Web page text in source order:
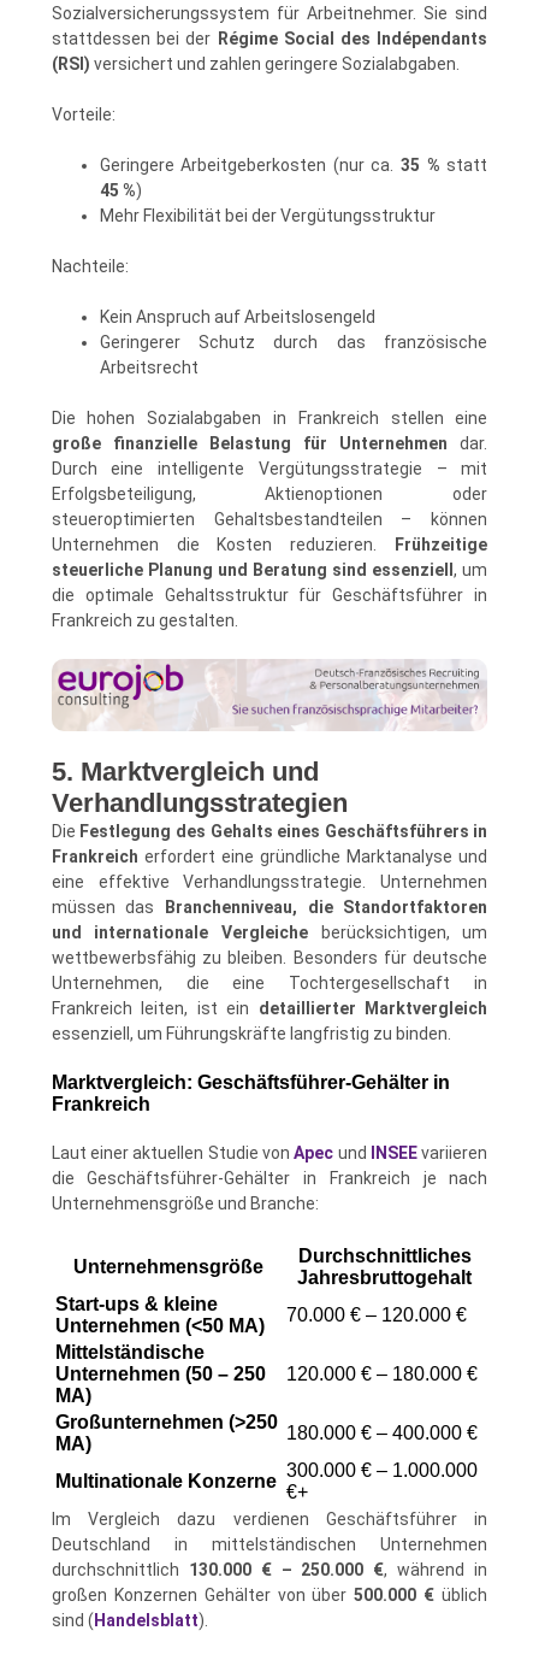
Sozialversicherungssystem für Arbeitnehmer. Sie sind
stattdessen bei der Régime Social des Indépendants
(RSI) versichert und zahlen geringere Sozialabgaben.
Vorteile:
Geringere Arbeitgeberkosten (nur ca.35 % statt
45 %)
Mehr Flexibilität bei der Vergütungsstruktur
Nachteile:
Kein Anspruch auf Arbeitslosengeld
Geringerer Schutz durch das französische
Arbeitsrecht
Die hohen Sozialabgaben in Frankreich stellen eine
große finanzielle Belastung für Unternehmen dar.
Durch eine intelligente Vergütungsstrategie – mit
Erfolgsbeteiligung, Aktienoptionen oder
steueroptimierten Gehaltsbestandteilen – können
Unternehmen die Kosten reduzieren.
Frühzeitige
steuerliche Planung und Beratung sind essenziell, um
die optimale Gehaltsstruktur für Geschäftsführer in
Frankreich zu gestalten.
5. Marktvergleich und
Verhandlungsstrategien
Die Festlegung des Gehalts eines Geschäftsführers in
Frankreich erfordert eine gründliche Marktanalyse und
eine effektive Verhandlungsstrategie. Unternehmen
müssen das
Branchenniveau, die Standortfaktoren
und internationale Vergleiche berücksichtigen, um
wettbewerbsfähig zu bleiben. Besonders für deutsche
Unternehmen, die eine Tochtergesellschaft in
Frankreich leiten, ist ein detaillierter Marktvergleich
essenziell, um Führungskräfte langfristig zu binden.
Marktvergleich: Geschäftsführer-Gehälter in
Frankreich
Laut einer aktuellen Studie vonApec und INSEEvariieren
die Geschäftsführer-Gehälter in Frankreich je nach
Unternehmensgröße und Branche:
Unternehmensgröße
Durchschnittliches
Jahresbruttogehalt
Start-ups & kleine
Unternehmen (<50 MA)
70.000 € – 120.000 €
Mittelständische
Unternehmen (50 – 250
MA)
120.000 € – 180.000 €
Großunternehmen (>250
MA)
180.000 € – 400.000 €
Multinationale Konzerne
300.000 € – 1.000.000
€+
Im Vergleich dazu verdienen Geschäftsführer in
Deutschland in mittelständischen Unternehmen
durchschnittlich 130.000 € – 250.000 €, während in
großen Konzernen Gehälter von über500.000 € üblich
sind ( Handelsblatt).